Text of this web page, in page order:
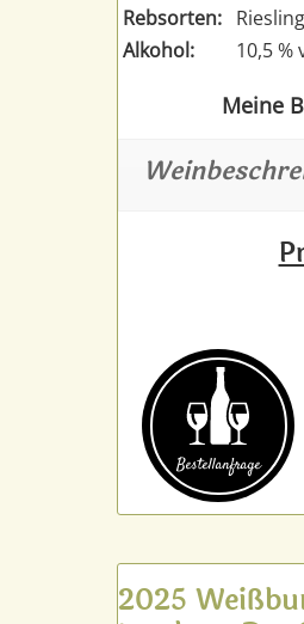
Rebsorten: Riesling
Alkohol:
10,5 %
Meine
Bestell­anfrage
2025